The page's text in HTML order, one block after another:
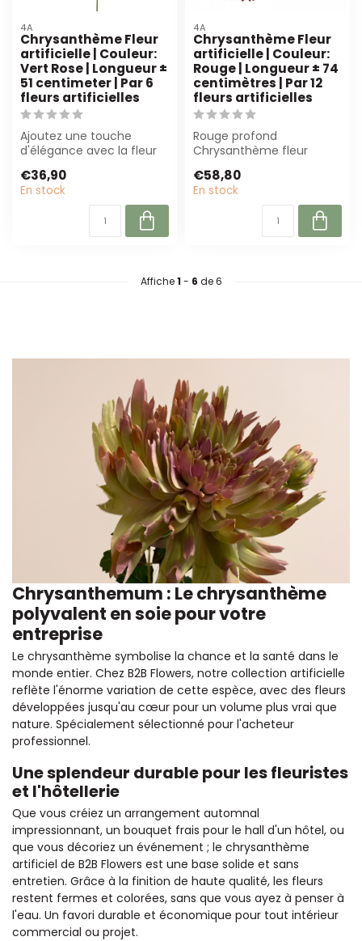
4A
Chrysanthème Fleur
artificielle | Couleur:
Vert Rose | Longueur ±
51 centimeter | Par 6
fleurs artificielles
Ajoutez une touche
d'élégance avec la fleur
vert-rose....
€36,90
En stock
4A
Chrysanthème Fleur
artificielle | Couleur:
Rouge | Longueur ± 74
centimètres | Par 12
fleurs artificielles
Rouge profond
Chrysanthème fleur
de long. Par 12 pièce...
€58,80
En stock
Affiche1 - 6 de 6
Chrysanthemum : Le chrysanthème
polyvalent en soie pour votre
entreprise
Le chrysanthème symbolise la chance et la santé dans le
monde entier. Chez B2B Flowers, notre collection artificielle
reflète l'énorme variation de cette espèce, avec des fleurs
développées jusqu'au cœur pour un volume plus vrai que
nature. Spécialement sélectionné pour l'acheteur
professionnel.
Une splendeur durable pour les fleuristes
et l'hôtellerie
Que vous créiez un arrangement automnal
impressionnant, un bouquet frais pour le hall d'un hôtel, ou
que vous décoriez un événement ; le chrysanthème
artificiel de B2B Flowers est une base solide et sans
entretien. Grâce à la finition de haute qualité, les fleurs
restent fermes et colorées, sans que vous ayez à penser à
l'eau. Un favori durable et économique pour tout intérieur
commercial ou projet.